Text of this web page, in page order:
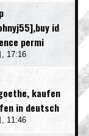
id
permi
, 17:16
kaufen
in deutsch
, 11:46